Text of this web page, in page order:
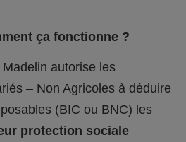
ça fonctionne ?
autorise les
– Non Agricoles à déduire
(BIC ou BNC) les
protection sociale